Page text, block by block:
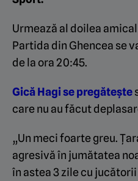
Urmează al doilea
Partida din Ghencea se
de la ora 20:45.
Gică Hagi se pregătește
care nu au făcut
„Un meci foarte greu.
agresivă în jumătatea
în astea 3 zile cu